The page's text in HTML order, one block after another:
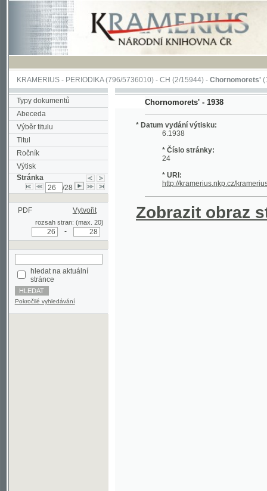
KRAMERIUS-PERIODIKA(796/5736010) -CH(2/15944) -Chornomorets'(1/115)
Typy dokumentů
Abeceda
Výběr titulu
Titul
Ročník
Výtisk
Stránka
PDF Vytvořit
rozsah stran: (max. 20)
stránce
Pokročilé vyhledávání
Chornomorets' - 1938
* Datum vydání výtisku:
6.1938
* Číslo stránky:
* URI:
Zobrazit obraz